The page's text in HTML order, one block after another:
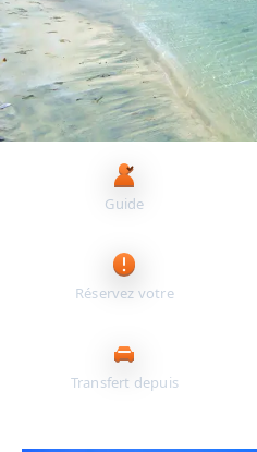
Principaux
Guide
Réservez votre
Transfert depuis